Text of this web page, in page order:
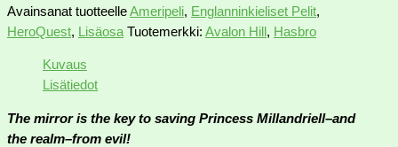
Avainsanat tuotteelleAmeripeli, Englanninkieliset Pelit,
HeroQuest, Lisäosa Tuotemerkki: Avalon Hill , Hasbro
Kuvaus
Lisätiedot
The mirror is the key to saving Princess Millandriell–and
the realm–from evil!